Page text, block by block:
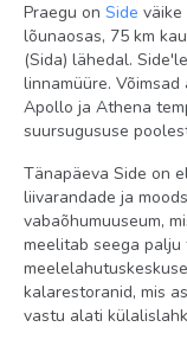
päikesevarjud,
tasuta
kauplused
veeliumäed: 5
Meelelahutus ja
saun tasuta
minigolf tasuta
aeroobika tasuta
diskoteek tasuta
Praegu on Side väike
lõunaosas, 75 km
(Sida) lähedal.
linnamüüre.
Apollo ja Athena
suursugususe
Tänapäeva Side on
liivarandade ja
vabaõhumuuseum,
meelitab seega palju
kalarestoranid, mis
vastu alati